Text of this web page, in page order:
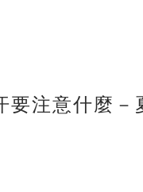
注意什麼